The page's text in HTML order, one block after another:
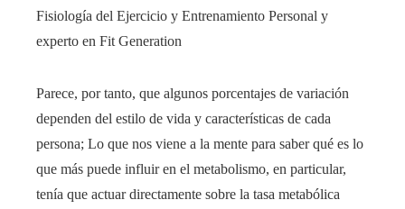
Fisiología del Ejercicio y Entrenamiento Personal y
experto en Fit Generation
Parece, por tanto, que algunos porcentajes de variación
dependen del estilo de vida y características de cada
persona; Lo que nos viene a la mente para saber qué es lo
que más puede influir en el metabolismo, en particular,
tenía que actuar directamente sobre la tasa metabólica